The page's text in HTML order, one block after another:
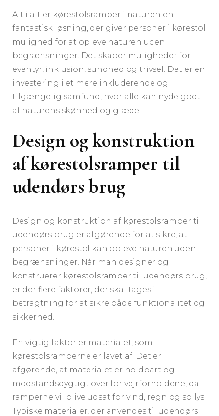
Alt i alt er kørestolsramper i naturen en
fantastisk løsning, der giver personer i kørestol
mulighed for at opleve naturen uden
begrænsninger. Det skaber muligheder for
eventyr, inklusion, sundhed og trivsel. Det er en
investering i et mere inkluderende og
tilgængelig samfund, hvor alle kan nyde godt
af naturens skønhed og glæde.
Design og konstruktion
af kørestolsramper til
udendørs brug
Design og konstruktion af kørestolsramper til
udendørs brug er afgørende for at sikre, at
personer i kørestol kan opleve naturen uden
begrænsninger. Når man designer og
konstruerer kørestolsramper til udendørs brug,
er der flere faktorer, der skal tages i
betragtning for at sikre både funktionalitet og
sikkerhed.
En vigtig faktor er materialet, som
kørestolsramperne er lavet af. Det er
afgørende, at materialet er holdbart og
modstandsdygtigt over for vejrforholdene, da
ramperne vil blive udsat for vind, regn og sollys.
Typiske materialer, der anvendes til udendørs